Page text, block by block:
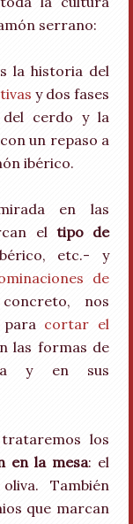
serrano:
la historia del
y dos fases
del cerdo y la
un repaso a
ibérico.
en las
el tipo de
etc.- y
de
nos
cortar el
las formas de
y en sus
los
en la mesa: el
También
que marcan